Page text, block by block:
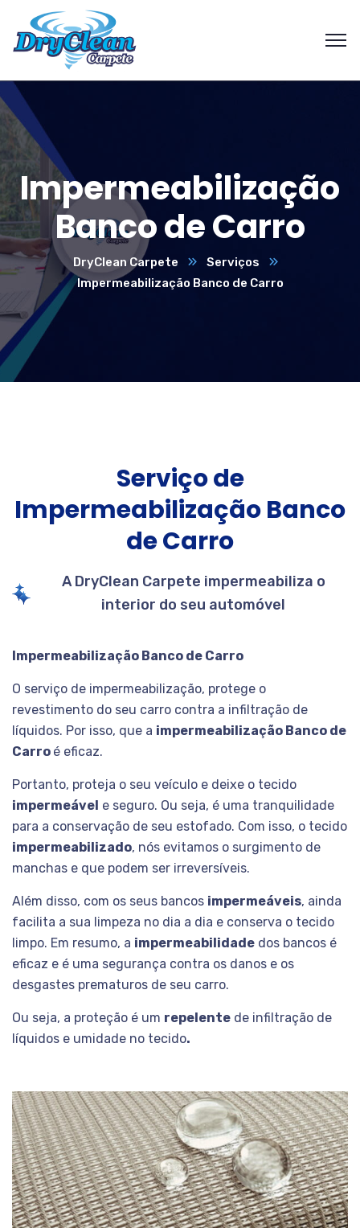
Impermeabilização
Banco de Carro
DryClean Carpete
Serviços
Impermeabilização Banco de Carro
Serviço de
Impermeabilização Banco
de Carro
A DryClean Carpete impermeabiliza o
interior do seu automóvel
Impermeabilização Banco de Carro
O serviço de impermeabilização, protege o
revestimento do seu carro contra a infiltração de
líquidos. Por isso, que a impermeabilização Banco de
Carro é eficaz.
Portanto, proteja o seu veículo e deixe o tecido
impermeável e seguro. Ou seja, é uma tranquilidade
para a conservação de seu estofado. Com isso, o tecido
impermeabilizado, nós evitamos o surgimento de
manchas e que podem ser irreversíveis.
Além disso, com os seus bancos impermeáveis, ainda
facilita a sua limpeza no dia a dia e conserva o tecido
limpo. Em resumo, a impermeabilidade dos bancos é
eficaz e é uma segurança contra os danos e os
desgastes prematuros de seu carro.
Ou seja, a proteção é um repelente de infiltração de
líquidos e umidade no tecido.